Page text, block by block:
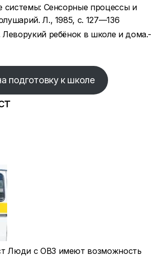
системы: Сенсорные процессы и
Л., 1985, с. 127—136
ребёнок в школе и дома.-
подготовку к школе
Люди с ОВЗ имеют возможность